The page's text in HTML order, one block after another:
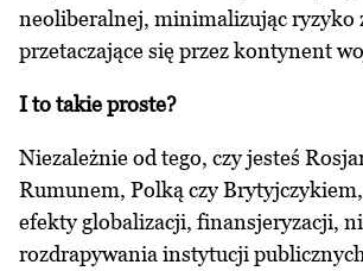
neoliberalnej, minimalizując ryzyko
przetaczające się przez kontynent
I to takie proste?
Niezależnie od tego, czy jesteś
Rumunem, Polką czy
efekty globalizacji, finansjeryzacji,
rozdrapywania instytucji